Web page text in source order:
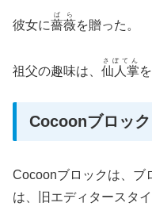
彼女に薔薇
ばら
を贈った。
祖父の趣味は、 仙人掌
さぼてん
を
Cocoonブロック
Cocoonブロックは、ブ
は、旧エディタースタ